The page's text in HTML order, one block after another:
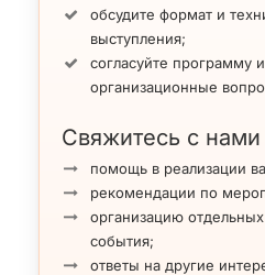
обсудите формат и
выступления;
согласуйте программу
организационные
Свяжитесь с нами
помощь в реализации
рекомендации по
организацию отдельных
события;
ответы на другие